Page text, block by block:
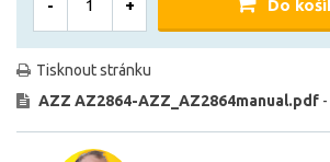
- + Do
Tisknout stránku
AZZ AZ2864-AZZ_AZ2864manual.pdf